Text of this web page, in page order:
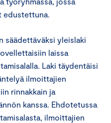
edustettuna.
säädettäväksi yleislaki
laissa
Laki täydentäisi
ilmoittajien
rinnakkain ja
kanssa. Ehdotetussa
ilmoittajien